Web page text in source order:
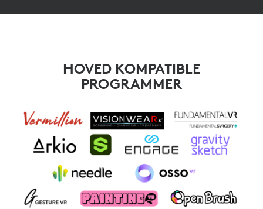
HOVED KOMPATIBLE
PROGRAMMER